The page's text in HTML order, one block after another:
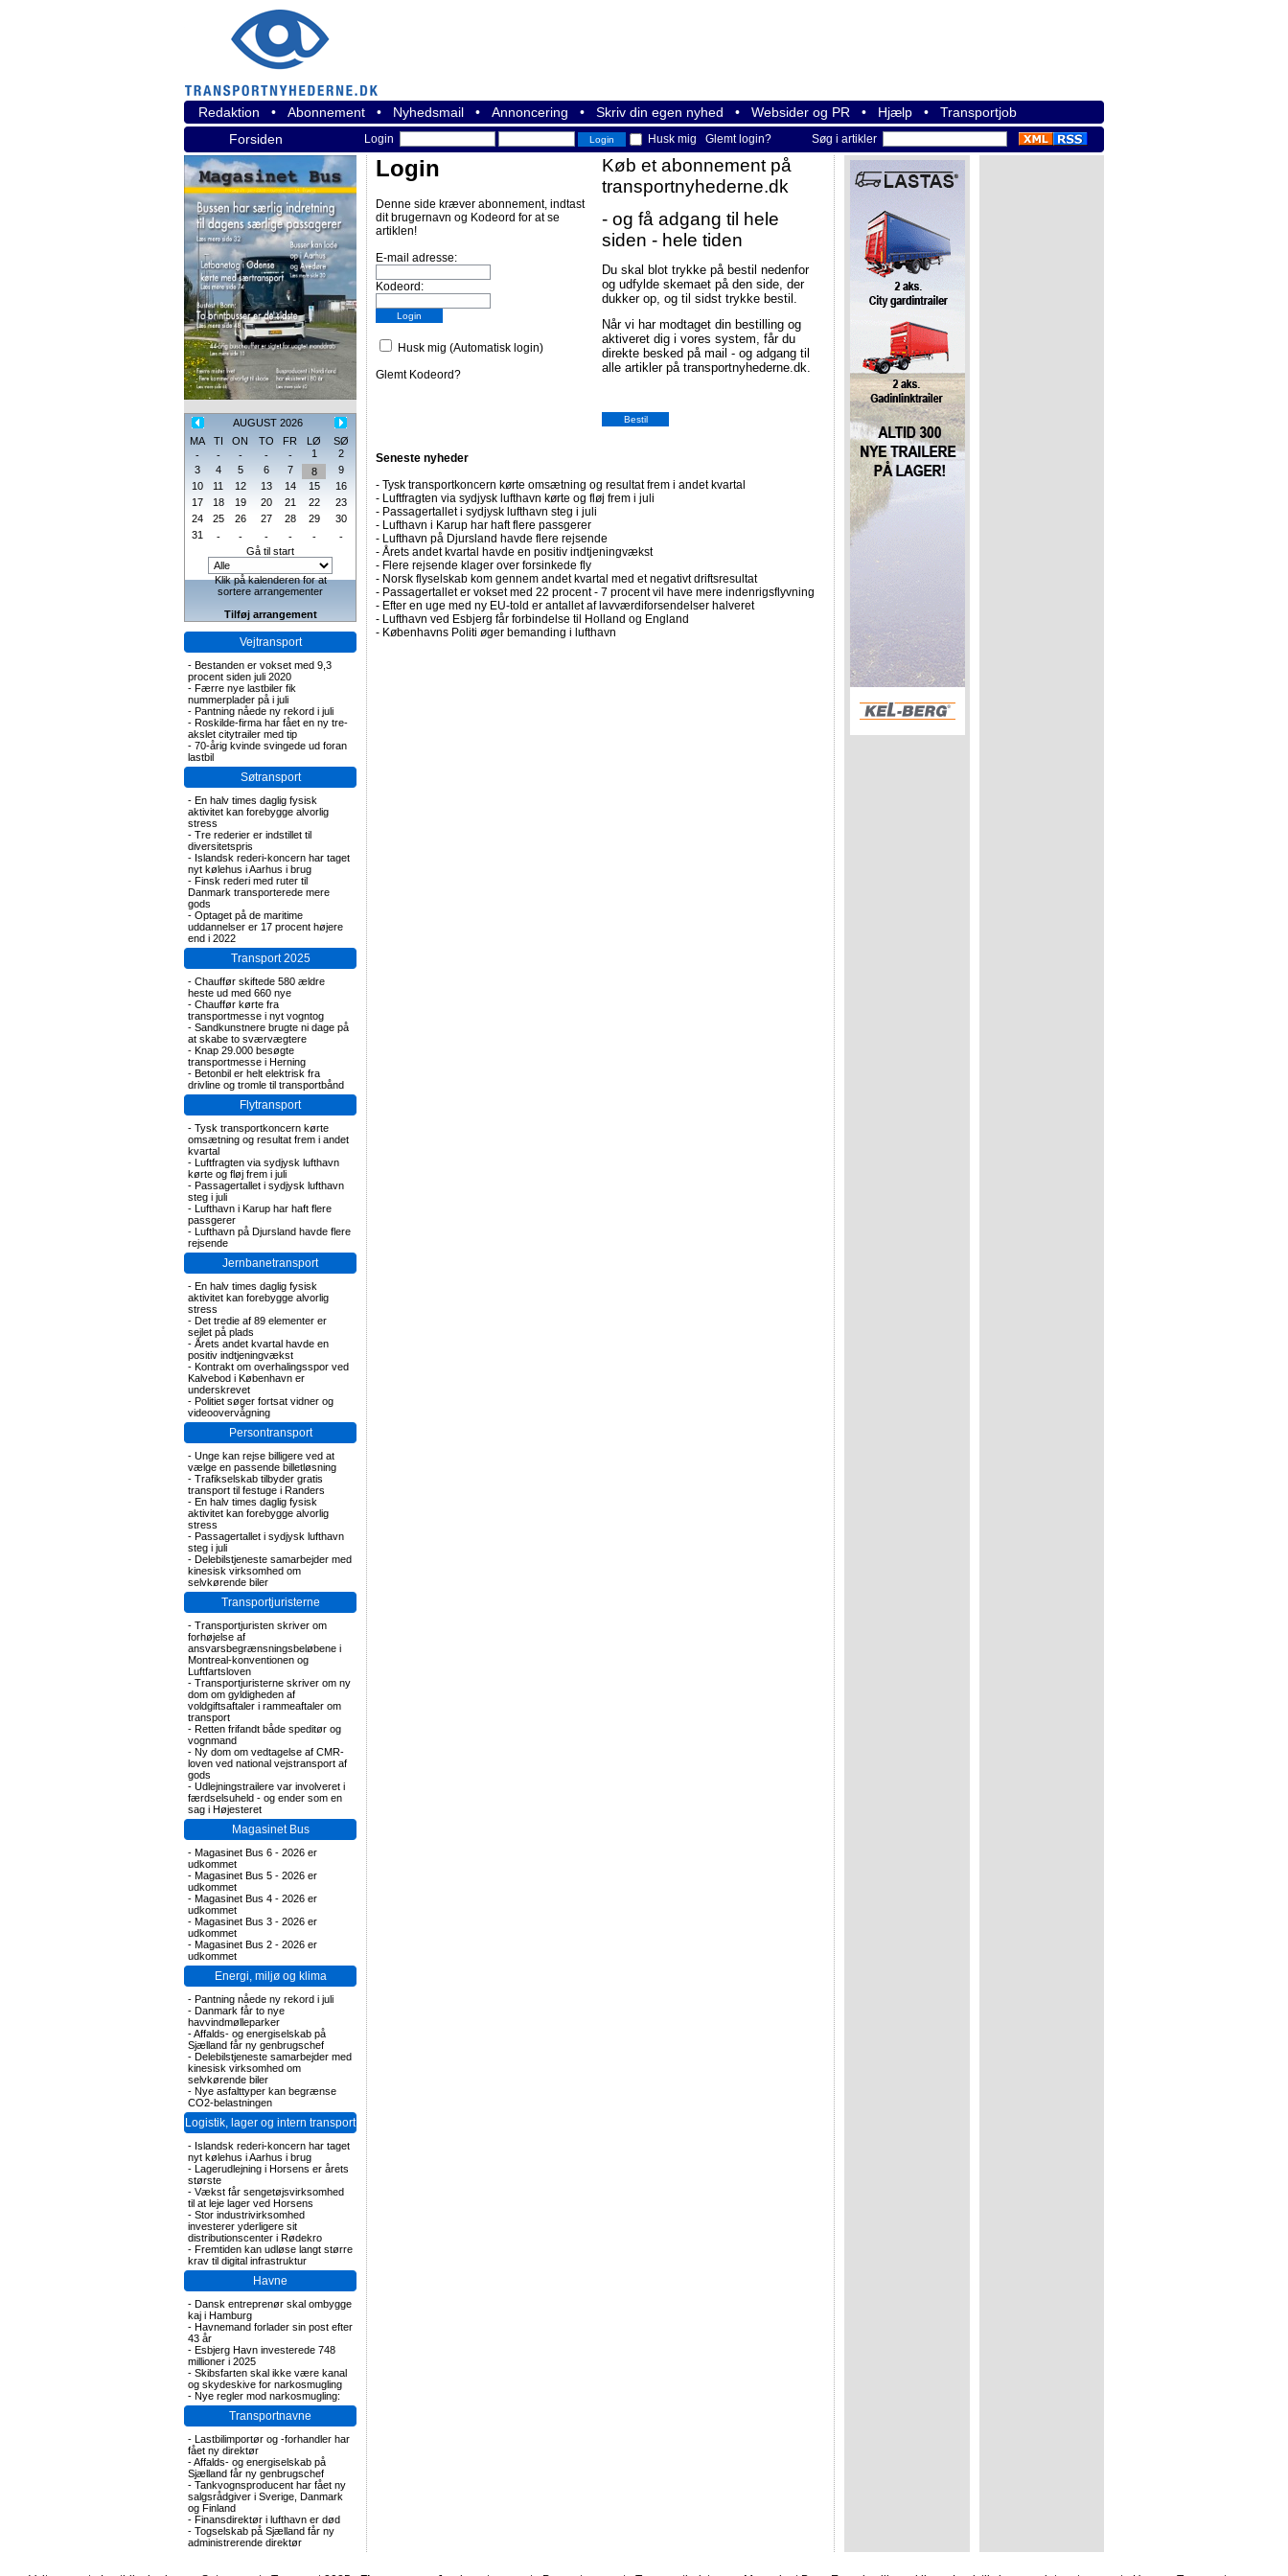
Redaktion • Abonnement • Nyhedsmail • Annoncering • Skriv din egen nyhed • Websider og PR • Hjælp • Transportjob
Forsiden
Login Husk mig Glemt login? Søg i artikler
AUGUST 2026
MA
TI ON TO FR LØ
SØ
-
- - - - 1
2
3
4 5 6 7 8
9
10
11 12 13 14 15
16
17
18 19 20 21 22
23
24
25 26 27 28 29
30
31
- - - - -
-
Gå til start
Klik på kalenderen for at
sortere arrangementer
Tilføj arrangement
Vejtransport
- Bestanden er vokset med 9,3
procent siden juli 2020
- Færre nye lastbiler fik
nummerplader på i juli
- Pantning nåede ny rekord i juli
- Roskilde-firma har fået en ny tre-
akslet citytrailer med tip
- 70-årig kvinde svingede ud foran
lastbil
Søtransport
- En halv times daglig fysisk
aktivitet kan forebygge alvorlig
stress
- Tre rederier er indstillet til
diversitetspris
- Islandsk rederi-koncern har taget
nyt kølehus i Aarhus i brug
- Finsk rederi med ruter til
Danmark transporterede mere
gods
- Optaget på de maritime
uddannelser er 17 procent højere
end i 2022
Transport 2025
- Chauffør skiftede 580 ældre
heste ud med 660 nye
- Chauffør kørte fra
transportmesse i nyt vogntog
- Sandkunstnere brugte ni dage på
at skabe to sværvægtere
- Knap 29.000 besøgte
transportmesse i Herning
- Betonbil er helt elektrisk fra
drivline og tromle til transportbånd
Flytransport
- Tysk transportkoncern kørte
omsætning og resultat frem i andet
kvartal
- Luftfragten via sydjysk lufthavn
kørte og fløj frem i juli
- Passagertallet i sydjysk lufthavn
steg i juli
- Lufthavn i Karup har haft flere
passgerer
- Lufthavn på Djursland havde flere
rejsende
Jernbanetransport
- En halv times daglig fysisk
aktivitet kan forebygge alvorlig
stress
- Det tredie af 89 elementer er
sejlet på plads
- Årets andet kvartal havde en
positiv indtjeningvækst
- Kontrakt om overhalingsspor ved
Kalvebod i København er
underskrevet
- Politiet søger fortsat vidner og
videoovervågning
Persontransport
- Unge kan rejse billigere ved at
vælge en passende billetløsning
- Trafikselskab tilbyder gratis
transport til festuge i Randers
- En halv times daglig fysisk
aktivitet kan forebygge alvorlig
stress
- Passagertallet i sydjysk lufthavn
steg i juli
- Delebilstjeneste samarbejder med
kinesisk virksomhed om
selvkørende biler
Transportjuristerne
- Transportjuristen skriver om
forhøjelse af
ansvarsbegrænsningsbeløbene i
Montreal-konventionen og
Luftfartsloven
- Transportjuristerne skriver om ny
dom om gyldigheden af
voldgiftsaftaler i rammeaftaler om
transport
- Retten frifandt både speditør og
vognmand
- Ny dom om vedtagelse af CMR-
loven ved national vejstransport af
gods
- Udlejningstrailere var involveret i
færdselsuheld - og ender som en
sag i Højesteret
Magasinet Bus
- Magasinet Bus 6 - 2026 er
udkommet
- Magasinet Bus 5 - 2026 er
udkommet
- Magasinet Bus 4 - 2026 er
udkommet
- Magasinet Bus 3 - 2026 er
udkommet
- Magasinet Bus 2 - 2026 er
udkommet
Energi, miljø og klima
- Pantning nåede ny rekord i juli
- Danmark får to nye
havvindmølleparker
-Affalds- og energiselskab på
Sjælland får ny genbrugschef
- Delebilstjeneste samarbejder med
kinesisk virksomhed om
selvkørende biler
- Nye asfalttyper kan begrænse
CO2-belastningen
Logistik, lager og intern transport
- Islandsk rederi-koncern har taget
nyt kølehus i Aarhus i brug
- Lagerudlejning i Horsens er årets
største
- Vækst får sengetøjsvirksomhed
til at leje lager ved Horsens
- Stor industrivirksomhed
investerer yderligere sit
distributionscenter i Rødekro
- Fremtiden kan udløse langt større
krav til digital infrastruktur
Havne
- Dansk entreprenør skal ombygge
kaj i Hamburg
- Havnemand forlader sin post efter
43 år
- Esbjerg Havn investerede 748
millioner i 2025
- Skibsfarten skal ikke være kanal
og skydeskive for narkosmugling
- Nye regler mod narkosmugling:
Transportnavne
- Lastbilimportør og -forhandler har
fået ny direktør
-Affalds- og energiselskab på
Sjælland får ny genbrugschef
- Tankvognsproducent har fået ny
salgsrådgiver i Sverige, Danmark
og Finland
- Finansdirektør i lufthavn er død
- Togselskab på Sjælland får ny
administrerende direktør
Login
Denne side kræver abonnement, indtast
dit brugernavn og Kodeord for at se
artiklen!
E-mail adresse:
Kodeord:
Husk mig (Automatisk login)
Glemt Kodeord?
Køb et abonnement på
transportnyhederne.dk
- og få adgang til hele
siden - hele tiden
Du skal blot trykke på bestil nedenfor
og udfylde skemaet på den side, der
dukker op, og til sidst trykke bestil.
Når vi har modtaget din bestilling og
aktiveret dig i vores system, får du
direkte besked på mail - og adgang til
alle artikler på transportnyhederne.dk.
Seneste nyheder
- Tysk transportkoncern kørte omsætning og resultat frem i andet kvartal
- Luftfragten via sydjysk lufthavn kørte og fløj frem i juli
- Passagertallet i sydjysk lufthavn steg i juli
- Lufthavn i Karup har haft flere passgerer
- Lufthavn på Djursland havde flere rejsende
- Årets andet kvartal havde en positiv indtjeningvækst
- Flere rejsende klager over forsinkede fly
- Norsk flyselskab kom gennem andet kvartal med et negativt driftsresultat
- Passagertallet er vokset med 22 procent - 7 procent vil have mere indenrigsflyvning
- Efter en uge med ny EU-told er antallet af lavværdiforsendelser halveret
- Lufthavn ved Esbjerg får forbindelse til Holland og England
- Københavns Politi øger bemanding i lufthavn